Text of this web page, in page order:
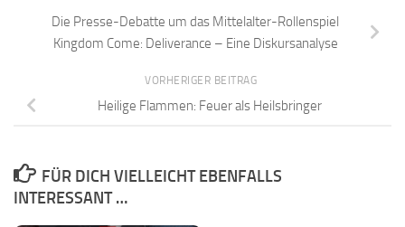
Die Presse-Debatte um das Mittelalter-Rollenspiel
Kingdom Come: Deliverance – Eine Diskursanalyse
VORHERIGER BEITRAG
Heilige Flammen: Feuer als Heilsbringer
FÜR DICH VIELLEICHT EBENFALLS
INTERESSANT …